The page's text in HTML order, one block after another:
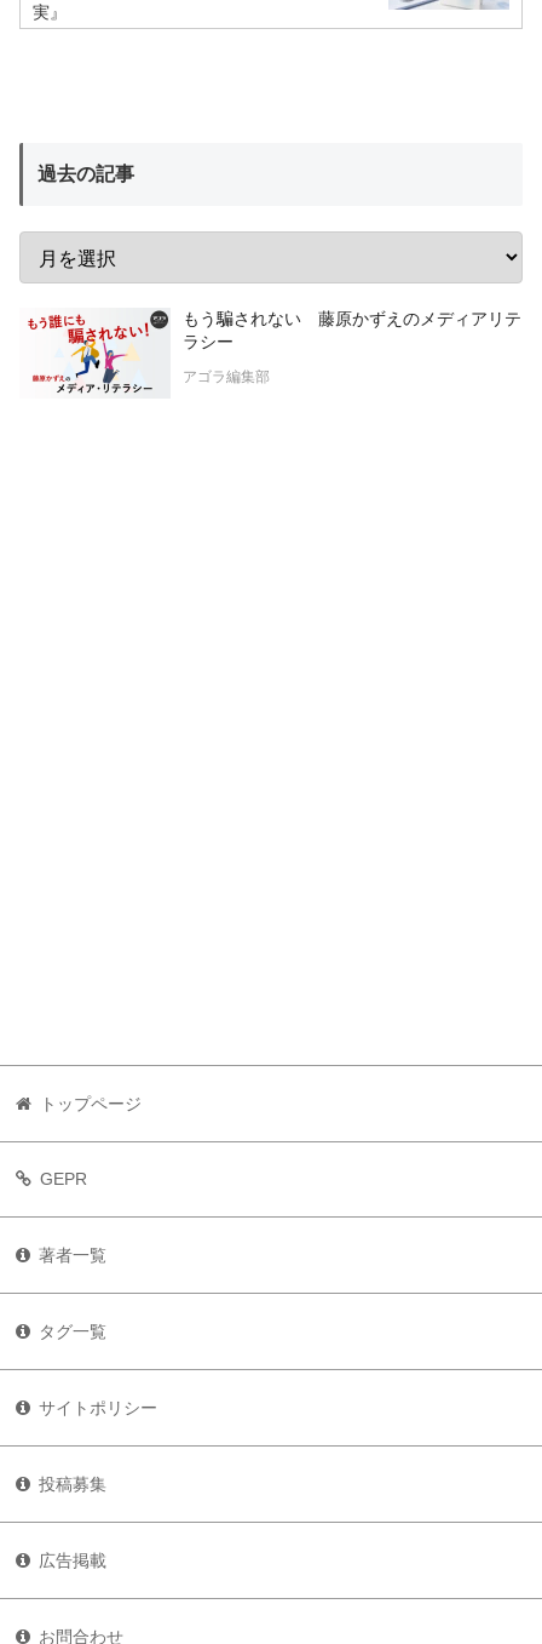
実』
過去の記事
もう騙されない 藤原かずえのメディアリテ
ラシー
アゴラ編集部
トップページ
GEPR
著者一覧
タグ一覧
サイトポリシー
投稿募集
広告掲載
お問合わせ